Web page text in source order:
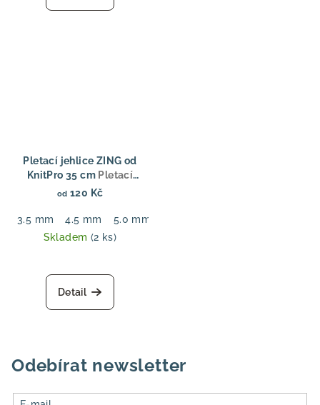
Pletací jehlice ZING od
KnitPro 35 cm Pletací
jehlice ZING od KnitPro 35
od 120 Kč
3.5 mm 4.5 mm 5.0 mm
Skladem (2 ks)
Detail
Odebírat newsletter